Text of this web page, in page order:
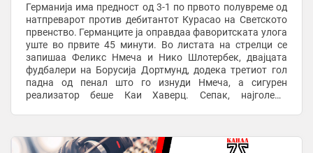
Германија има предност од 3-1 по првото полувреме од
натпреварот против дебитантот Курасао на Светското
првенство. Германците ја оправдаа фаворитската улога
уште во првите 45 минути. Во листата на стрелци се
запишаа Феликс Нмеча и Нико Шлотербек, двајцата
фудбалери на Борусија Дортмунд, додека третиот гол
падна од пенал што го изнуди Нмеча, а сигурен
реализатор беше Каи Хаверц. Сепак, најголемо